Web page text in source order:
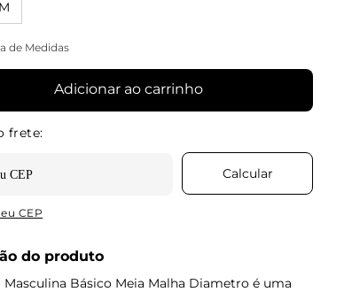
M
de Medidas
Adicionar ao carrinho
CEP
do produto
Masculina Básico Meia Malha Diametro é uma